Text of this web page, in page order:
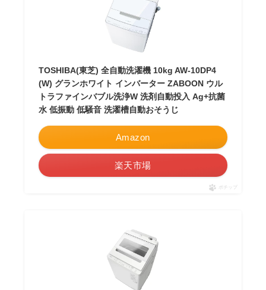
TOSHIBA(東芝) 全自動洗濯機 10kg AW-10DP4
(W) グランホワイト インバーター ZABOON ウル
トラファインバブル洗浄W 洗剤自動投入 Ag+抗菌
水 低振動 低騒音 洗濯槽自動おそうじ
Amazon
楽天市場
ポチップ